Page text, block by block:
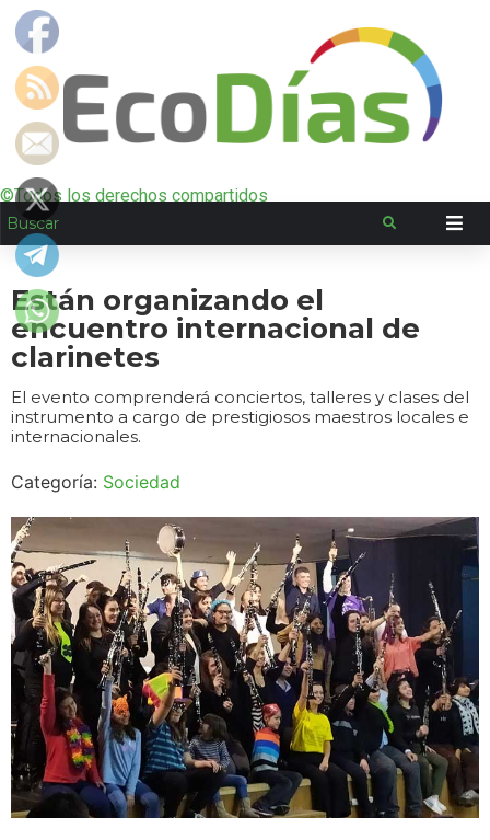
©Todos los derechos compartidos
Están organizando el
encuentro internacional de
clarinetes
El evento comprenderá conciertos, talleres y clases del
instrumento a cargo de prestigiosos maestros locales e
internacionales.
Categoría: Sociedad